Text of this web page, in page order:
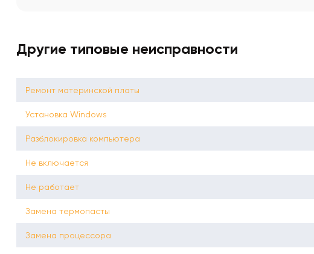
Другие типовые неисправности
Ремонт материнской платы
Установка Windows
Разблокировка компьютера
Не включается
Не работает
Замена термопасты
Замена процессора